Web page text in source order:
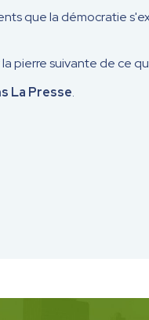
que la démocratie
pierre suivante de ce
La Presse.